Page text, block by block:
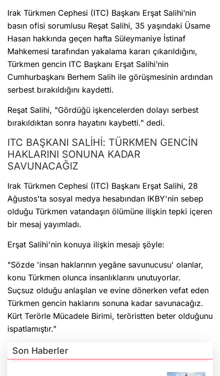
Irak Türkmen Cephesi (ITC) Başkanı Erşat Salihi’nin
basın ofisi sorumlusu Reşat Salihi, 35 yaşındaki Üsame
Hasan hakkında geçen hafta Süleymaniye İstinaf
Mahkemesi tarafından yakalama kararı çıkarıldığını,
Türkmen gencin ITC Başkanı Erşat Salihi’nin
Cumhurbaşkanı Berhem Salih ile görüşmesinin ardından
serbest bırakıldığını kaydetti.
Reşat Salihi, "Gördüğü işkencelerden dolayı serbest
bırakıldıktan sonra hayatını kaybetti." dedi.
ITC BAŞKANI SALİHİ: TÜRKMEN GENCİN
HAKLARINI SONUNA KADAR
SAVUNACAĞIZ
Irak Türkmen Cephesi (ITC) Başkanı Erşat Salihi, 28
Ağustos'ta sosyal medya hesabından IKBY'nin sebep
olduğu Türkmen vatandaşın ölümüne ilişkin tepki içeren
bir mesaj yayımladı.
Erşat Salihi'nin konuya ilişkin mesajı şöyle:
"Sözde 'insan haklarının yegâne savunucusu' olanlar,
konu Türkmen olunca insanlıklarını unutuyorlar.
Suçsuz olduğu anlaşılan ve evine dönerken vefat eden
Türkmen gencin haklarını sonuna kadar savunacağız.
Kürt Terörle Mücadele Birimi, teröristten beter olduğunu
ispatlamıştır."
Son Haberler